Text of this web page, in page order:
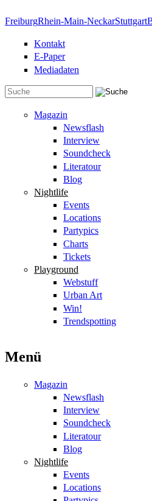
FreiburgRhein-Main-NeckarStuttgart
Kontakt
E-Paper
Mediadaten
Magazin
Newsflash
Interview
Soundcheck
Literatour
Blog
Nightlife
Events
Locations
Partypics
Charts
Tickets
Playground
Webstuff
Urban Art
Win!
Trendspotting
Menü
Magazin
Newsflash
Interview
Soundcheck
Literatour
Blog
Nightlife
Events
Locations